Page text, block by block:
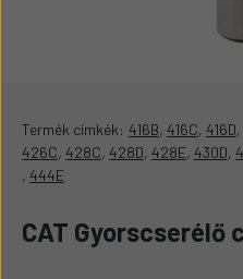
Termék címkék: 416B, 416C, 416D,
426C, 428C, 428D, 428E, 430D,
, 444E
CAT Gyorscserélő